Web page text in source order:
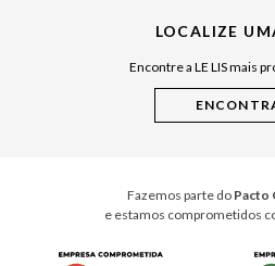
Cuidados Casa
LOCALIZE
Encontre a LE LIS mais
Fazemos parte do Pacto
e estamos comprometidos